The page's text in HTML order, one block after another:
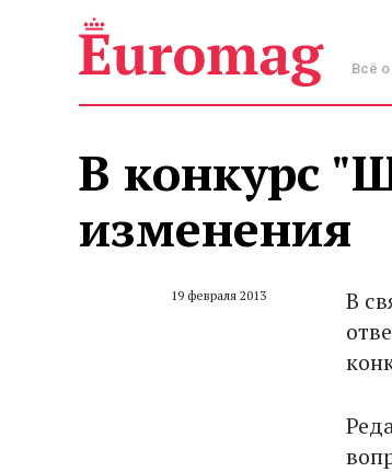
Всё
В конкурс
изменения
19 февраля 2013
В